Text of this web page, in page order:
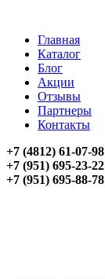
Главная
Каталог
Блог
Акции
Отзывы
Партнеры
Контакты
+7 (4812) 61-07-98
+7 (951) 695-23-22
+7 (951) 695-88-78